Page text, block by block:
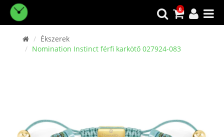
0
Ékszerek
Nomination Instinct férfi karkötő 027924-083